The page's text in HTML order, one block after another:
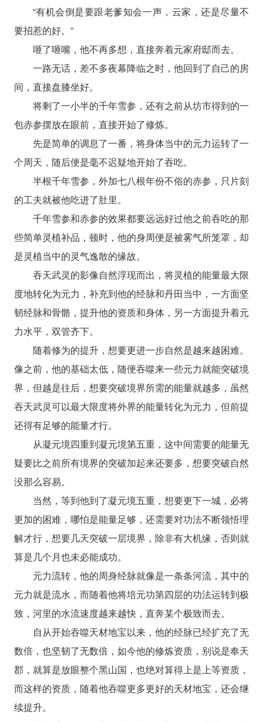
“有机会倒是要跟老爹知会一声，云家，还是尽量不
要招惹的好。”
咂了咂嘴，他不再多想，直接奔着元家府邸而去。
一路无话，差不多夜幕降临之时，他回到了自己的房
间，直接盘膝坐好。
将剩了一小半的千年雪参，还有之前从坊市得到的一
包赤参摆放在眼前，直接开始了修炼。
先是简单的调息了一番，将身体当中的元力运转了一
个周天，随后便是毫不迟疑地开始了吞吃。
半根千年雪参，外加七八根年份不俗的赤参，只片刻
的工夫就被他吃进了肚里。
千年雪参和赤参的效果都要远远好过他之前吞吃的那
些简单灵植补品，顿时，他的身周便是被雾气所笼罩，却
是灵植当中的灵气逸散的缘故。
吞天武灵的影像自然浮现而出，将灵植的能量最大限
度地转化为元力，补充到他的经脉和丹田当中，一方面坚
韧经脉和骨骼，提升他的资质和身体，另一方面提升着元
力水平，双管齐下。
随着修为的提升，想要更进一步自然是越来越困难。
像之前，他的基础太低，随便吞噬来一些元力就能突破境
界，但越是往后，想要突破境界所需的能量就越多，虽然
吞天武灵可以最大限度将外界的能量转化为元力，但前提
还得有足够的能量才行。
从凝元境四重到凝元境第五重，这中间需要的能量无
疑要比之前所有境界的突破加起来还要多，想要突破自然
没那么容易。
当然，等到他到了凝元境五重，想要更下一城，必将
更加的困难，哪怕是能量足够，还需要对功法不断领悟理
解才行，想要几天突破一层境界，除非有大机缘，否则就
算是几个月也未必能成功。
元力流转，他的周身经脉就像是一条条河流，其中的
元力就是流水，而随着他将培元功第四层的功法运转到极
致，河里的水流速度越来越快，直奔某个极致而去。
自从开始吞噬天材地宝以来，他的经脉已经扩充了无
数倍，也坚韧了无数倍，如今他的修炼资质，别说是奉天
郡，就算是放眼整个黑山国，也绝对算得上是上等资质，
而这样的资质，随着他吞噬更多更好的天材地宝，还会继
续提升。